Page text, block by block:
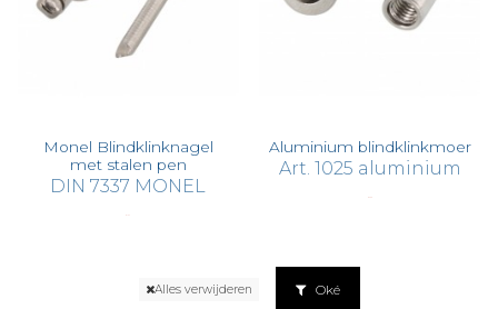
Monel Blindklinknagel
met stalen pen
DIN 7337 MONEL
Aluminium blindklinkmoer
Art. 1025 aluminium
Alles verwijderen Oké